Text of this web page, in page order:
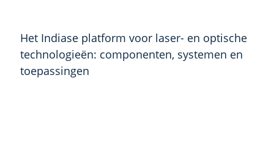
Het Indiase platform voor laser- en optische
technologieën: componenten, systemen en
toepassingen